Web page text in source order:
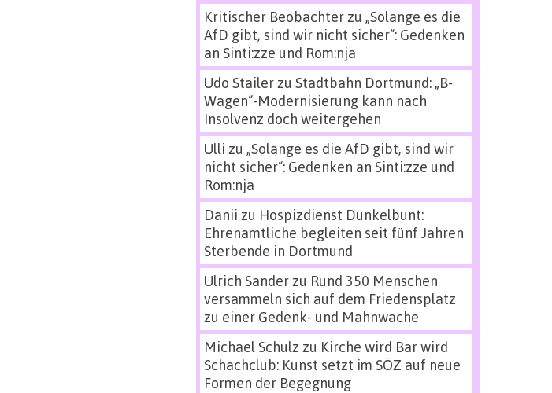
Kritischer Beobachterzu „Solange es die
AfD gibt, sind wir nicht sicher“: Gedenken
an Sinti:zze und Rom:nja
Udo Stailerzu Stadtbahn Dortmund: „B-
Wagen“-Modernisierung kann nach
Insolvenz doch weitergehen
Ulli zu „Solange es die AfD gibt, sind wir
nicht sicher“: Gedenken an Sinti:zze und
Rom:nja
Danii zu Hospizdienst Dunkelbunt:
Ehrenamtliche begleiten seit fünf Jahren
Sterbende in Dortmund
Ulrich Sanderzu Rund 350 Menschen
versammeln sich auf dem Friedensplatz
zu einer Gedenk- und Mahnwache
Michael Schulz zu Kirche wird Bar wird
Schachclub: Kunst setzt im SÖZ auf neue
Formen der Begegnung